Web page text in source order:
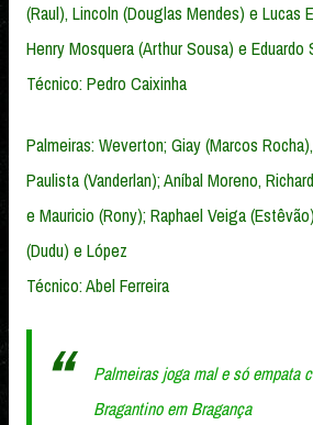
(Raul), Lincoln (Douglas Mendes) e Lucas
Henry Mosquera (Arthur Sousa) e Eduardo
Técnico: Pedro Caixinha
Palmeiras: Weverton; Giay (Marcos
Paulista (Vanderlan); Aníbal Moreno,
e Mauricio (Rony); Raphael Veiga
(Dudu) e López
Técnico: Abel Ferreira
Palmeiras joga mal e só empata
Bragantino em Bragança